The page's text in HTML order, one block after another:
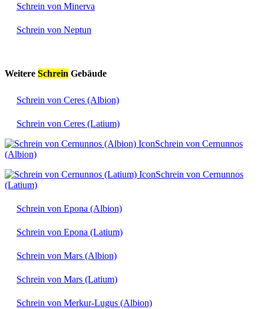
Schrein von Minerva
Schrein von Neptun
Weitere Schrein Gebäude
Schrein von Ceres (Albion)
Schrein von Ceres (Latium)
Schrein von Cernunnos
(Albion)
Schrein von Cernunnos
(Latium)
Schrein von Epona (Albion)
Schrein von Epona (Latium)
Schrein von Mars (Albion)
Schrein von Mars (Latium)
Schrein von Merkur-Lugus (Albion)